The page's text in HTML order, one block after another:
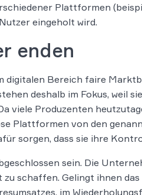
Plattformen
eingeholt wird.
enden
digitalen Bereich faire
deshalb im Fokus, weil
viele Produzenten
Plattformen von den
sorgen, dass sie ihre
sein. Die
schaffen. Gelingt ihnen
im